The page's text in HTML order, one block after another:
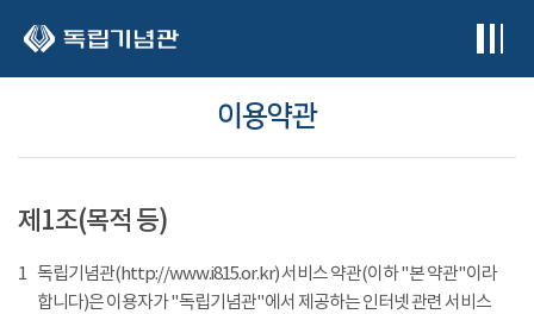
이용약관
제1조(목적 등)
1 독립기념관(http://www.i815.or.kr) 서비스 약관(이하 "본 약관"이라
합니다)은 이용자가 "독립기념관"에서 제공하는 인터넷 관련 서비스